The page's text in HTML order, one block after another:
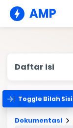
AMP
Daftar isi
Toggle Bilah Sisi
Dokumentasi